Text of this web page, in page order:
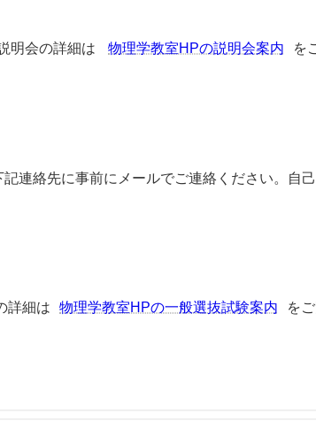
明会の詳細は 物理学教室HPの説明会案内
を
連絡先に事前にメールでご連絡ください。自
詳細は 物理学教室HPの一般選抜試験案内
を